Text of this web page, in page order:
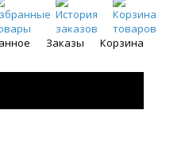
Заказы Корзина